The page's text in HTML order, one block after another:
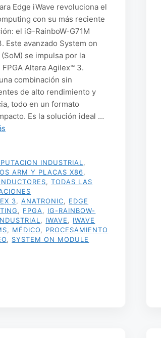
Edge iWave revoluciona el
con su más reciente
el iG-RainboW-G71M
Este avanzado System on
se impulsa por la
Altera Agilex™ 3.
combinación sin
de alto rendimiento y
todo en un formato
Es la solución ideal …
INDUSTRIAL
ARM Y PLACAS X86
,TODAS LAS
3 ,ANATRONIC
EDGE
FPGA
IG-RAINBOW-
IWAVE
IWAVE
MÉDICO
PROCESAMIENTO
SYSTEM ON MODULE